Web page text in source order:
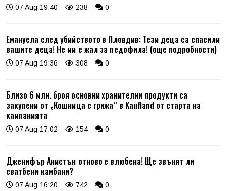
07 Aug 19:40 238 0
Емануела след убийството в Пловдив: Тези деца са спасили
вашите деца! Не ми е жал за педофила! (още подробности)
07 Aug 19:36 308 0
Близо 6 млн. броя основни хранителни продукти са
закупени от „Кошница с грижа“ в Kaufland от старта на
кампанията
07 Aug 17:02 154 0
Дженифър Анистън отново е влюбена! Ще звънят ли
сватбени камбани?
07 Aug 16:20 742 0